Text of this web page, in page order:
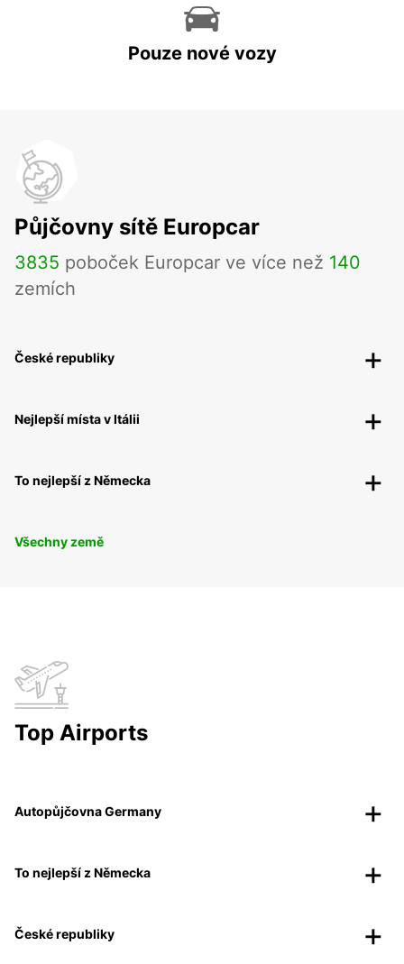
Pouze nové vozy
Půjčovny sítě Europcar
3835 poboček Europcar ve více než 140
zemích
České republiky
Nejlepší místa v Itálii
To nejlepší z Německa
Všechny země
Top Airports
Autopůjčovna Germany
To nejlepší z Německa
České republiky